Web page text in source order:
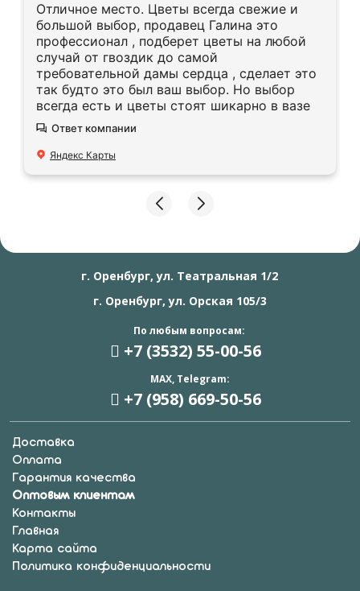
Отличное место. Цветы всегда свежие и
большой выбор, продавец Галина это
профессионал , подберет цветы на любой
случай от гвоздик до самой
требовательной дамы сердца , сделает это
так будто это был ваш выбор. Но выбор
всегда есть и цветы стоят шикарно в вазе
Ответ компании
Яндекс Карты
г. Оренбург, ул. Театральная 1/2
г. Оренбург, ул. Орская 105/3
По любым вопросам:
+7 (3532) 55-00-56
MAX, Telegram:
+7 (958) 669-50-56
Доставка
Оплата
Гарантия качества
Оптовым клиентам
Контакты
Главная
Карта сайта
Политика конфиденциальности